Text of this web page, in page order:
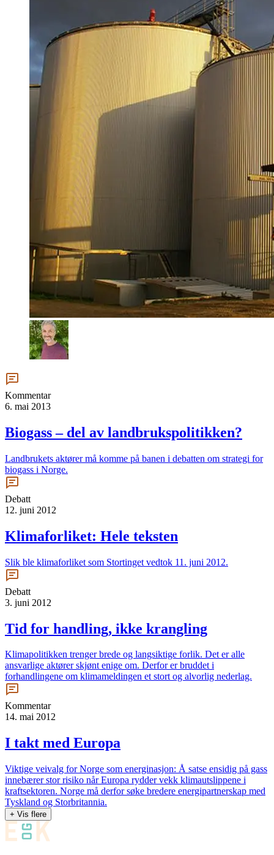
Kommentar
6. mai 2013
Biogass – del av landbrukspolitikken?
Landbrukets aktører må komme på banen i debatten om strategi for
biogass i Norge.
Debatt
12. juni 2012
Klimaforliket: Hele teksten
Slik ble klimaforliket som Stortinget vedtok 11. juni 2012.
Debatt
3. juni 2012
Tid for handling, ikke krangling
Klimapolitikken trenger brede og langsiktige forlik. Det er alle
ansvarlige aktører skjønt enige om. Derfor er bruddet i
forhandlingene om klimameldingen et stort og alvorlig nederlag.
Kommentar
14. mai 2012
I takt med Europa
Viktige veivalg for Norge som energinasjon: Å satse ensidig på gass
innebærer stor risiko når Europa rydder vekk klimautslippene i
kraftsektoren. Norge må derfor søke bredere energipartnerskap med
Tyskland og Storbritannia.
+ Vis flere